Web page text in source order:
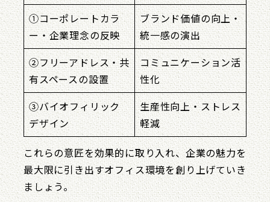
①コーポレートカラ
ー・企業理念の反映
ブランド価値の向上・
統一感の演出
②フリーアドレス・共
有スペースの設置
コミュニケーション活
性化
③バイオフィリック
デザイン
生産性向上・ストレス
軽減
これらの意匠を効果的に取り入れ、企業の魅力を
最大限に引き出すオフィス環境を創り上げていき
ましょう。